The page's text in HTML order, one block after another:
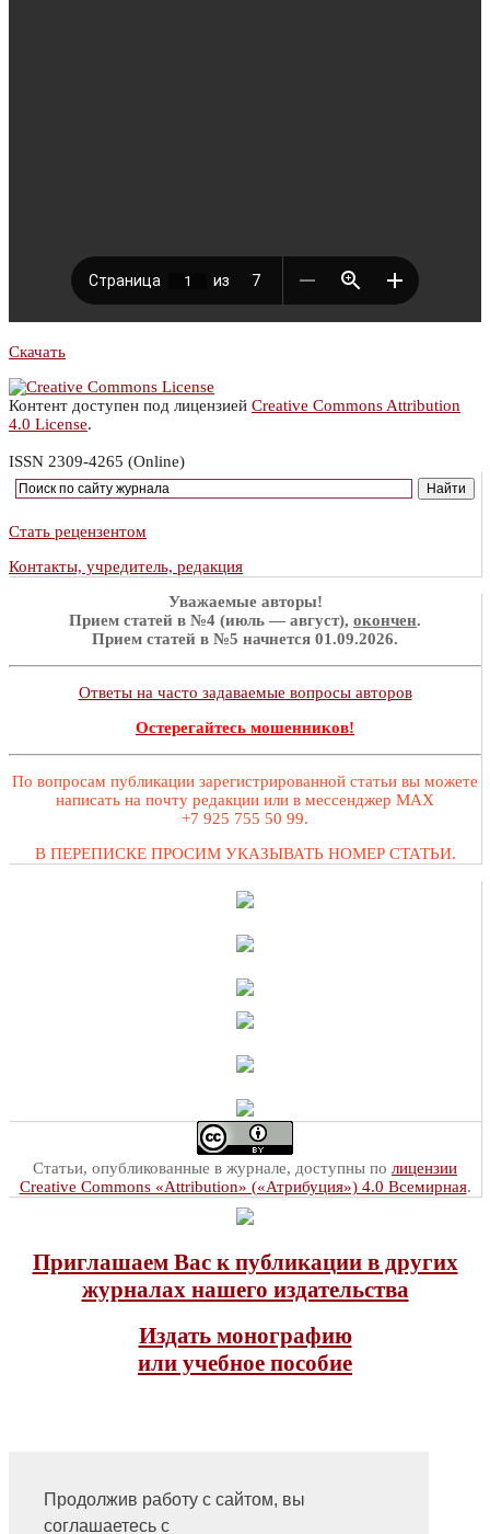
Продолжив работу с сайтом, вы
соглашаетесь с
Скачать
Контент доступен под лицензией Creative Commons Attribution
4.0 License.
ISSN 2309-4265 (Online)
Стать рецензентом
Контакты, учредитель, редакция
Уважаемые авторы!
Прием статей в №4 (июль — август), окончен.
Прием статей в №5 начнется 01.09.2026.
Ответы на часто задаваемые вопросы авторов
Остерегайтесь мошенников!
По вопросам публикации зарегистрированной статьи вы можете
написать на почту редакции или в мессенджер MAX
+7 925 755 50 99.
В ПЕРЕПИСКЕ ПРОСИМ УКАЗЫВАТЬ НОМЕР СТАТЬИ.
Статьи, опубликованные в журнале, доступны по лицензии
Creative Commons «Attribution» («Атрибуция») 4.0 Всемирная.
Приглашаем Вас к публикации в других
журналах нашего издательства
Издать монографию
или учебное пособие
На главную